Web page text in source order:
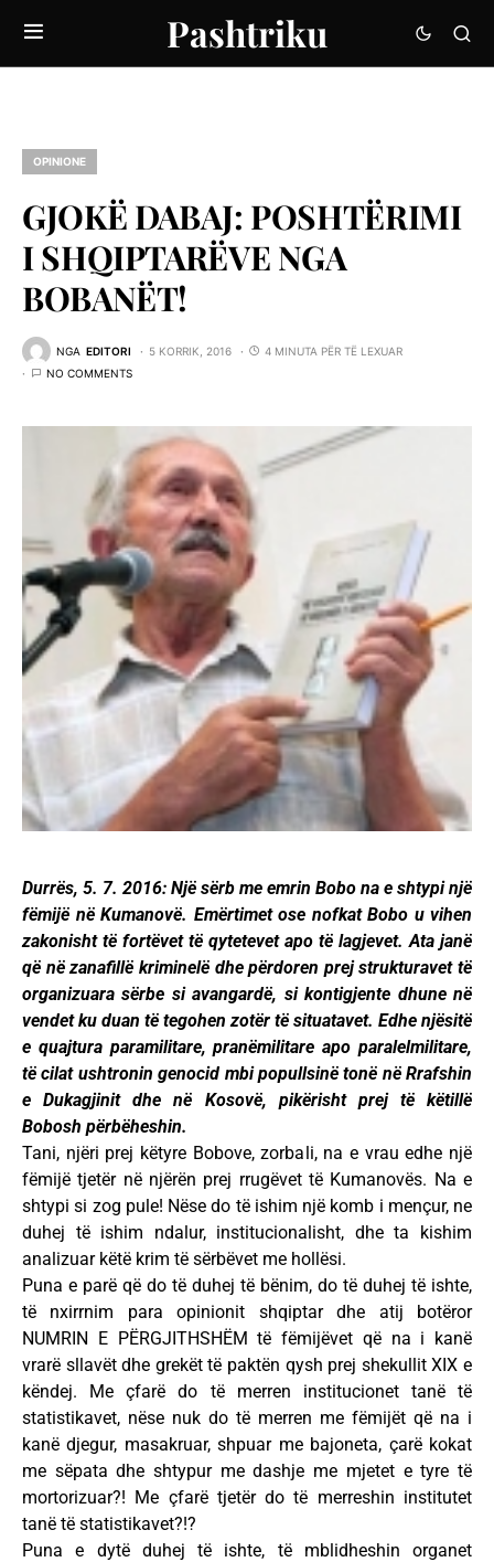
Pashtriku
OPINIONE
GJOKË DABAJ: POSHTËRIMI
I SHQIPTARËVE NGA
BOBANËT!
NGA EDITORI 5 KORRIK, 2016
4 MINUTA PËR TË LEXUAR
NO COMMENTS
Durrës, 5. 7. 2016: Një sërb me emrin Bobo na e shtypi një
fëmijë në Kumanovë. Emërtimet ose nofkat Bobo u vihen
zakonisht të fortëvet të qytetevet apo të lagjevet. Ata janë
që në zanafillë kriminelë dhe përdoren prej strukturavet të
organizuara sërbe si avangardë, si kontigjente dhune në
vendet ku duan të tegohen zotër të situatavet. Edhe njësitë
e quajtura paramilitare, pranëmilitare apo paralelmilitare,
të cilat ushtronin genocid mbi popullsinë tonë në Rrafshin
e Dukagjinit dhe në Kosovë, pikërisht prej të këtillë
Bobosh përbëheshin.
Tani, njëri prej këtyre Bobove, zorbali, na e vrau edhe një
fëmijë tjetër në njërën prej rrugëvet të Kumanovës. Na e
shtypi si zog pule! Nëse do të ishim një komb i mençur, ne
duhej të ishim ndalur, institucionalisht, dhe ta kishim
analizuar këtë krim të sërbëvet me hollësi.
Puna e parë që do të duhej të bënim, do të duhej të ishte,
të nxirrnim para opinionit shqiptar dhe atij botëror
NUMRIN E PËRGJITHSHËM të fëmijëvet që na i kanë
vrarë sllavët dhe grekët të paktën qysh prej shekullit XIX e
këndej. Me çfarë do të merren institucionet tanë të
statistikavet, nëse nuk do të merren me fëmijët që na i
kanë djegur, masakruar, shpuar me bajoneta, çarë kokat
me sëpata dhe shtypur me dashje me mjetet e tyre të
mortorizuar?! Me çfarë tjetër do të merreshin institutet
tanë të statistikavet?!?
Puna e dytë duhej të ishte, të mblidheshin organet